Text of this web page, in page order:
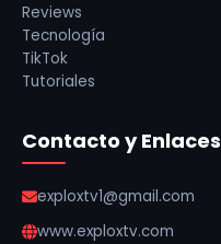
Reviews
Tecnología
TikTok
Tutoriales
Contacto y Enlaces
exploxtv1@gmail.com
www.exploxtv.com